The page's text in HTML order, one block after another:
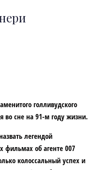
голливудского
во сне на 91-м году жизни.
легендой
фильмах об агенте 007
колоссальный успех и